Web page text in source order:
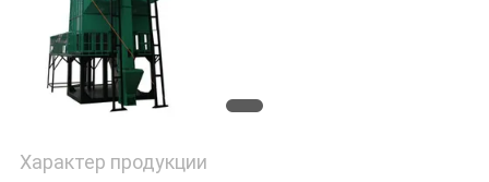
Характер продукции